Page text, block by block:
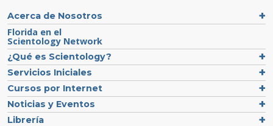
Acerca de Nosotros
Florida en el
Scientology Network
¿Qué es Scientology?
Servicios Iniciales
Cursos por Internet
Noticias y Eventos
Librería